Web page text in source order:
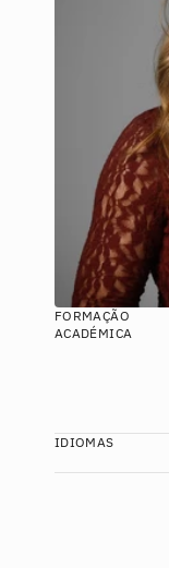
FORMAÇÃO
ACADÉMICA
IDIOMAS